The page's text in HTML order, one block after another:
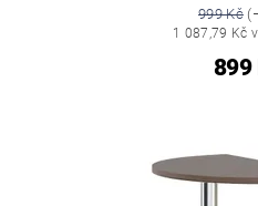
999 Kč
1 087,79 Kč
899